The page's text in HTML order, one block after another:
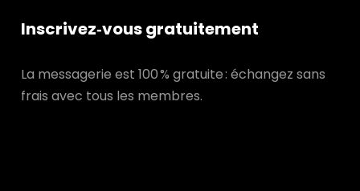
Inscrivez‑vous gratuitement
La messagerie est 100 % gratuite : échangez sans
frais avec tous les membres.